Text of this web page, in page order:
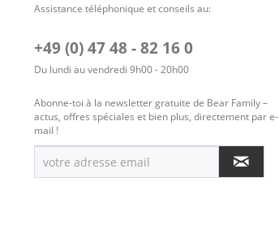
Assistance téléphonique et conseils au:
+49 (0) 47 48 - 82 16 0
Du lundi au vendredi 9h00 - 20h00
Abonne-toi à la newsletter gratuite de Bear Family –
actus, offres spéciales et bien plus, directement par e-
mail !